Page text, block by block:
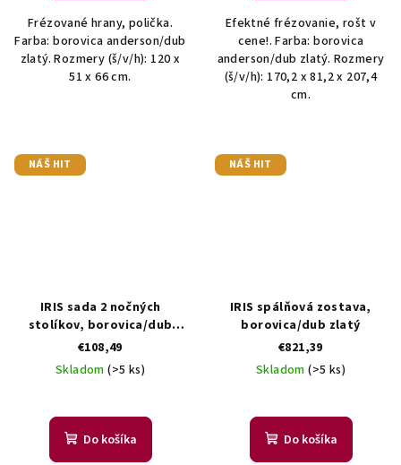
Frézované hrany, polička.
Farba: borovica anderson/dub
zlatý. Rozmery (š/v/h): 120 x
51 x 66 cm.
Efektné frézovanie, rošt v
cene!. Farba: borovica
anderson/dub zlatý. Rozmery
(š/v/h): 170,2 x 81,2 x 207,4
cm.
NÁŠ HIT
IRIS sada 2 nočných
stolíkov, borovica/dub
zlatý
€108,49
Skladom(>5 ks)
Do košíka
NÁŠ HIT
IRIS spálňová zostava,
borovica/dub zlatý
€821,39
Skladom(>5 ks)
Do košíka